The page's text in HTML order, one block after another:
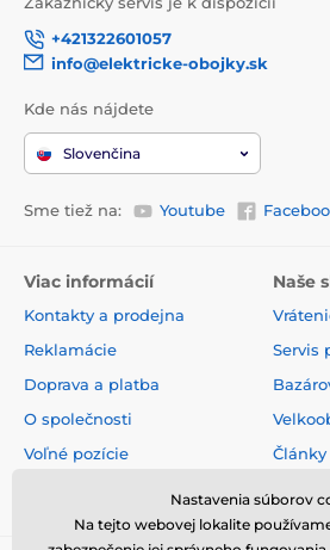
Poťah do kufra auta pre psov
Technické špecifikácie sa môžu
ilustračný charakter.
Produkt je zaradený v
Cestovanie Poťahy do
Cestovanie
+421322601057
info@elektricke-obojky.sk
Kde nás nájdete
Slovenčina
Sme tiež na: Youtube
Viac informácií
Kontakty a prodejna
Reklamácie
Doprava a platba
O společnosti
Voľné pozície
Naše
Servis
Nastavenia súborov
Na tejto webovej lokalite